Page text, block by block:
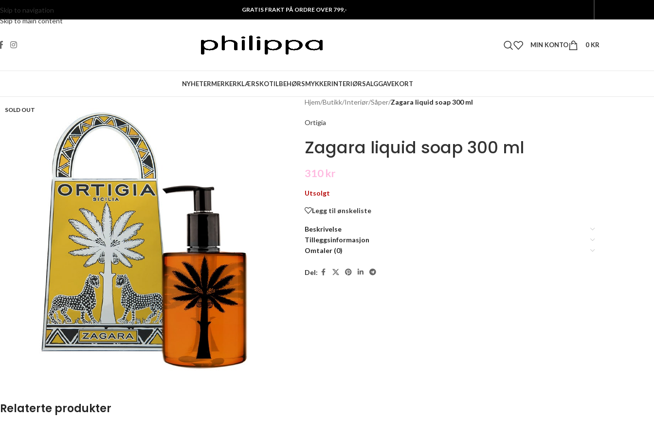
Skip to navigation
Skip to main content
GRATIS FRAKT PÅ ORDRE OVER 799,-
MIN KONTO 0 KR
NYHETERMERKERKLÆRSKOTILBEHØRSMYKKERINTERIØRSALGGAVEKORT
SOLD OUT
Hjem/Butikk/Interiør/Såper/Zagara liquid soap 300 ml
Ortigia
Zagara liquid soap 300 ml
310kr
Utsolgt
Legg til ønskeliste
Beskrivelse
Tilleggsinformasjon
Omtaler (0)
Del:
Relaterte produkter